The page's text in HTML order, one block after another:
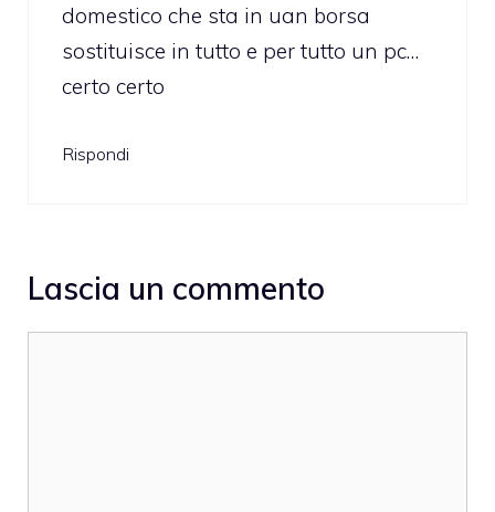
domestico che sta in uan borsa
sostituisce in tutto e per tutto un pc…
certo certo
Rispondi
Lascia un commento